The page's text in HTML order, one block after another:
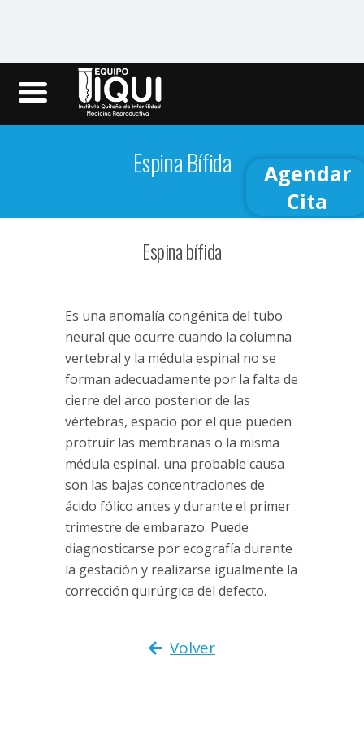
Iqui.ec
Espina Bífida
Espina bífida
Es una anomalía congénita del tubo
neural que ocurre cuando la columna
vertebral y la médula espinal no se
forman adecuadamente por la falta de
cierre del arco posterior de las
vértebras, espacio por el que pueden
protruir las membranas o la misma
médula espinal, una probable causa
son las bajas concentraciones de
ácido fólico antes y durante el primer
trimestre de embarazo. Puede
diagnosticarse por ecografía durante
la gestación y realizarse igualmente la
corrección quirúrgica del defecto.
Volver
Agendar
Cita